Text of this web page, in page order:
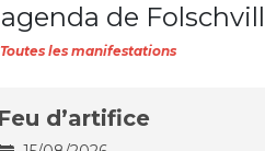
de
les manifestations
d’artifice